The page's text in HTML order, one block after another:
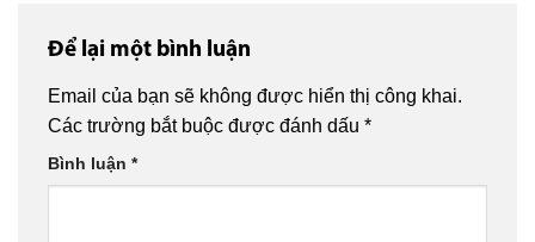
Để lại một bình luận
Email của bạn sẽ không được hiển thị công khai.
Các trường bắt buộc được đánh dấu *
Bình luận *